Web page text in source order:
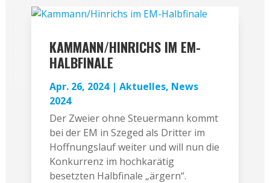
KAMMANN/HINRICHS IM EM-
HALBFINALE
Apr. 26, 2024| Aktuelles, News
2024
Der Zweier ohne Steuermann kommt
bei der EM in Szeged als Dritter im
Hoffnungslauf weiter und will nun die
Konkurrenz im hochkarätig
besetzten Halbfinale „ärgern“.